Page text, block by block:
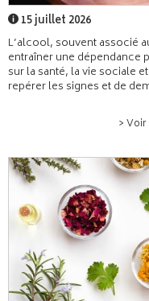
15 juillet 2026
L’alcool, souvent associé
entraîner une dépendance
sur la santé, la vie sociale
repérer les signes et de
>